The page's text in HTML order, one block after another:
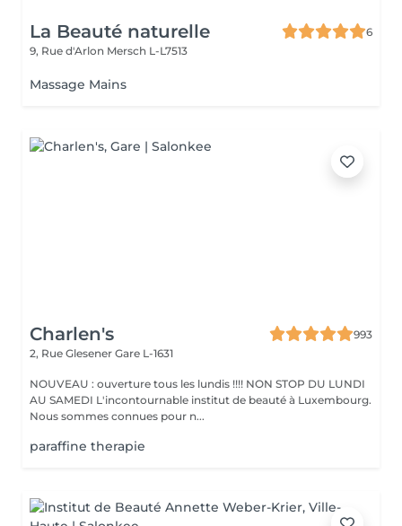
La Beauté naturelle
6
9, Rue d'Arlon Mersch L-L7513
Massage Mains
Charlen's
993
2, Rue Glesener Gare L-1631
NOUVEAU : ouverture tous les lundis !!!! NON STOP DU LUNDI
AU SAMEDI L'incontournable institut de beauté à Luxembourg.
Nous sommes connues pour n...
paraffine therapie